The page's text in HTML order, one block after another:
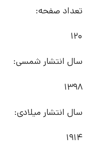
تعداد صفحه:
120
سال انتشار شمسی:
1398
سال انتشار میلادی:
1914